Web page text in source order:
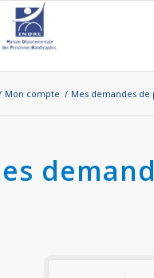
Mon compte / Mes demandes de